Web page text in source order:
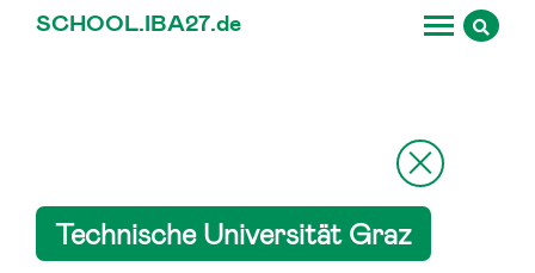
SCHOOL.IBA27.de
Technische Universität Graz